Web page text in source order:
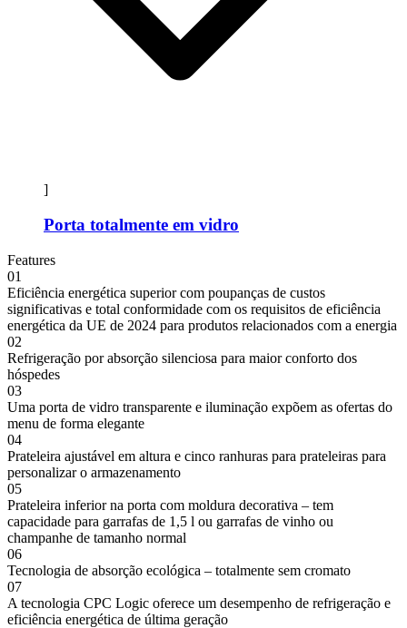
]
Porta totalmente em vidro
Features
01
Eficiência energética superior com poupanças de custos
significativas e total conformidade com os requisitos de eficiência
energética da UE de 2024 para produtos relacionados com a energia
02
Refrigeração por absorção silenciosa para maior conforto dos
hóspedes
03
Uma porta de vidro transparente e iluminação expõem as ofertas do
menu de forma elegante
04
Prateleira ajustável em altura e cinco ranhuras para prateleiras para
personalizar o armazenamento
05
Prateleira inferior na porta com moldura decorativa – tem
capacidade para garrafas de 1,5 l ou garrafas de vinho ou
champanhe de tamanho normal
06
Tecnologia de absorção ecológica – totalmente sem cromato
07
A tecnologia CPC Logic oferece um desempenho de refrigeração e
eficiência energética de última geração